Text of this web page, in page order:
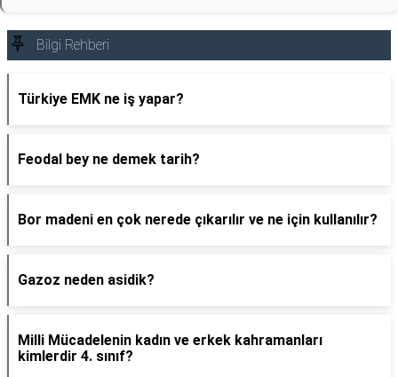
Bilgi Rehberi
Türkiye EMK ne iş yapar?
Feodal bey ne demek tarih?
Bor madeni en çok nerede çıkarılır ve ne için kullanılır?
Gazoz neden asidik?
Milli Mücadelenin kadın ve erkek kahramanları
kimlerdir 4. sınıf?